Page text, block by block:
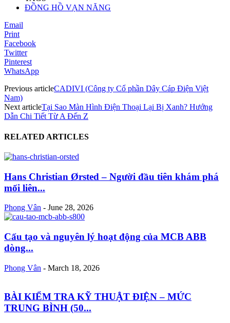
ĐỒNG HỒ VẠN NĂNG
Email
Print
Facebook
Twitter
Pinterest
WhatsApp
Previous articleCADIVI (Công ty Cổ phần Dây Cáp Điện Việt
Nam)
Next articleTại Sao Màn Hình Điện Thoại Lại Bị Xanh? Hướng
Dẫn Chi Tiết Từ A Đến Z
RELATED ARTICLES
Hans Christian Ørsted – Người đầu tiên khám phá
mối liên...
Phong Vân - June 28, 2026
Cấu tạo và nguyên lý hoạt động của MCB ABB
dòng...
Phong Vân - March 18, 2026
BÀI KIỂM TRA KỸ THUẬT ĐIỆN – MỨC
TRUNG BÌNH (50...